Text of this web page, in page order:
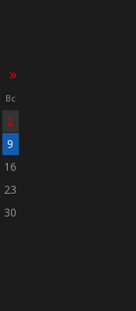
»
Вс
2
9
16
23
30